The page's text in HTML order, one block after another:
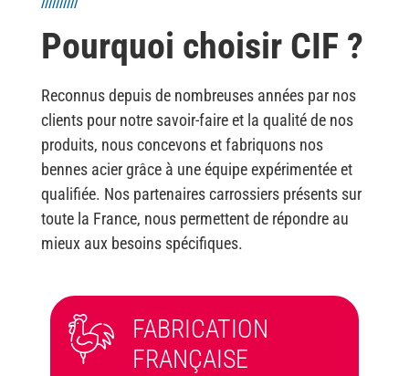
Pourquoi choisir CIF ?
Reconnus depuis de nombreuses années par nos
clients pour notre savoir-faire et la qualité de nos
produits, nous concevons et fabriquons nos
bennes acier grâce à une équipe expérimentée et
qualifiée. Nos partenaires carrossiers présents sur
toute la France, nous permettent de répondre au
mieux aux besoins spécifiques.
FABRICATION
FRANÇAISE